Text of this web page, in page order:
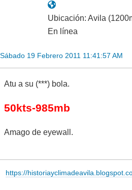
Ubicación: Avila
En línea
Sábado 19 Febrero 2011 11:41:57 AM
Atu a su (***) bola.
50kts-985mb
Amago de eyewall.
https://